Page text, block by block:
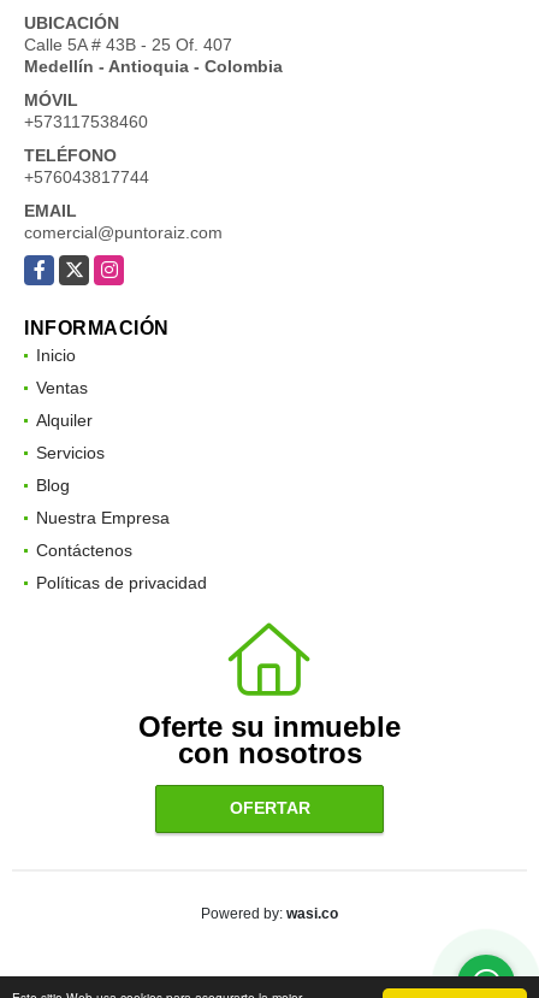
UBICACIÓN
Calle 5A # 43B - 25 Of. 407
Medellín - Antioquia - Colombia
MÓVIL
+573117538460
TELÉFONO
+576043817744
EMAIL
comercial@puntoraiz.com
Facebook
X Instagram
INFORMACIÓN
Inicio
Ventas
Alquiler
Servicios
Blog
Nuestra Empresa
Contáctenos
Políticas de privacidad
Oferte su inmueble
con nosotros
OFERTAR
Powered by: wasi.co